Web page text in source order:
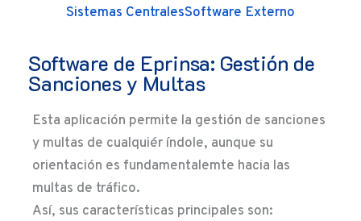
Sistemas CentralesSoftware Externo
Software de Eprinsa: Gestión de
Sanciones y Multas
Esta aplicación permite la gestión de sanciones
y multas de cualquiér índole, aunque su
orientación es fundamentalemte hacia las
multas de tráfico.
Así, sus características principales son: